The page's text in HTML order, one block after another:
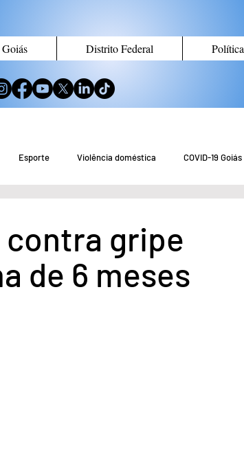
Goiás Distrito Federal Política
Esporte Violência doméstica COVID-19 Goiás
Tecnologia
contra gripe
de 6 meses